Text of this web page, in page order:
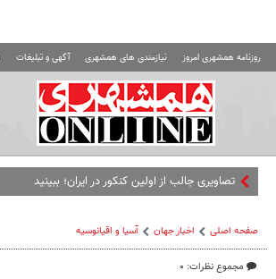
روزنامه همشهری امروز نیازمندی های همشهری آگهی و تبلیغات
تصاویری جالب از اولین کنکور در ایران؛ ببینید
صفحه اصلی اخبار جهان آسیا و اقیانوسیه
مجموع نظرات: ۰